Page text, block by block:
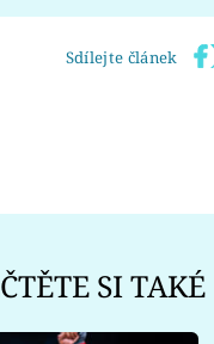
Sdílejte článek
SI TAKÉ